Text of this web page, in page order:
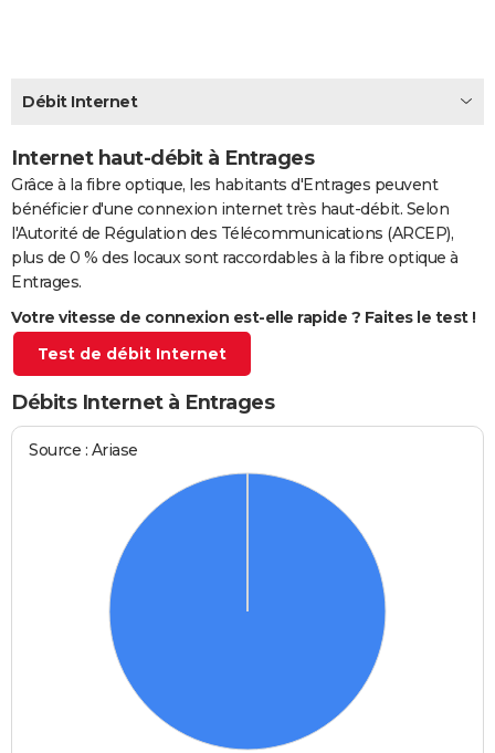
CARTE DE VOEUX
Carte de Noël
Carte Bonne année
Carte Saint-Valentin
Carte Pâques
Carte d'anniversaire
DICTIONNAIRE
PROGRAMME TV
COPAINS D'AVANT
S'inscrire
Se connecter
Lycées
Collèges
Primaires
Universités
Entreprises
Service militaire
Avis de recherche
Bricolage
Lifestyle
Culture
Sport
Auto
Television
Voyage
Cinema
Débit Internet
Internet haut-débit à Entrages
Grâce à la fibre optique, les habitants d'Entrages peuvent
bénéficier d'une connexion internet très haut-débit. Selon
l'Autorité de Régulation des Télécommunications (ARCEP),
plus de 0 % des locaux sont raccordables à la fibre optique à
Entrages.
Votre vitesse de connexion est-elle rapide ? Faites le test !
Test de débit Internet
Débits Internet à Entrages
Source : Ariase